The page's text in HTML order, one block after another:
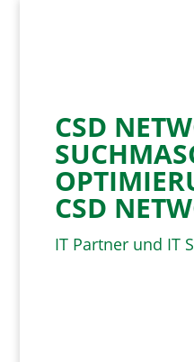
CSD
CSD
IT Partner und IT